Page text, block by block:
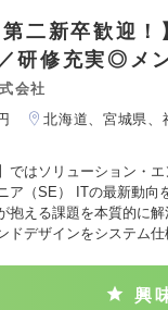
二新卒歓迎
研修充実◎メ
会社
北海道、宮城県、
ではソリューション・
ア（SE） ITの最新動
抱える課題を本質的に
ドデザインをシステム仕
興